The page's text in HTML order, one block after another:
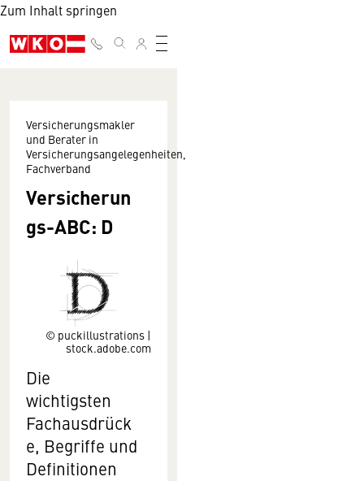
Zum Inhalt springen
© puckillustrations |
stock.adobe.com
Versicherungsmakler
und Berater in
Versicherungsangelegenheiten,
Fachverband
Versicherun
gs-ABC: D
Die
wichtigsten
Fachausdrück
e, Begriffe und
Definitionen